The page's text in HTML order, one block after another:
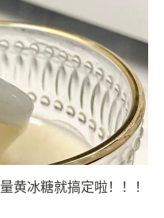
黄冰糖就搞定啦！！！